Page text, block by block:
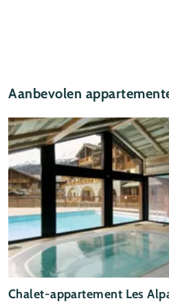
Aanbevolen
Chalet-appartement Les